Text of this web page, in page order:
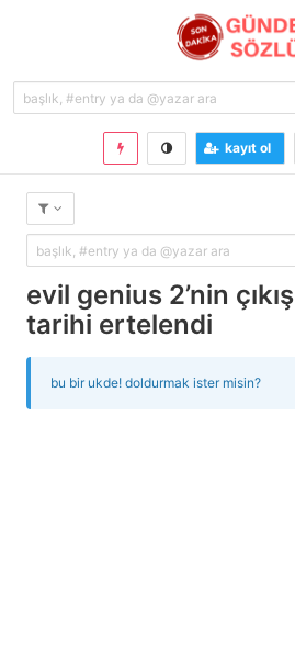
kayıt ol
evil genius 2’nin çıkış
tarihi ertelendi
bu bir ukde! doldurmak ister misin?